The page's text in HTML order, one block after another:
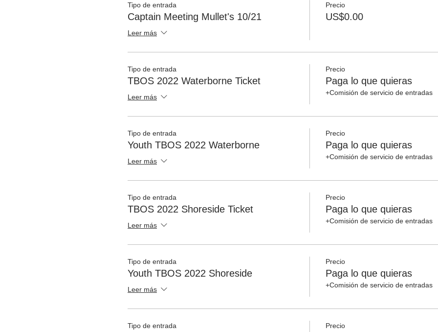
Tipo de entrada
Captain Meeting Mullet's 10/21
Leer más
Precio
US$0.00
Tipo de entrada
TBOS 2022 Waterborne Ticket
Leer más
Precio
Paga lo que quieras
+Comisión de servicio de entradas
Tipo de entrada
Youth TBOS 2022 Waterborne
Leer más
Precio
Paga lo que quieras
+Comisión de servicio de entradas
Tipo de entrada
TBOS 2022 Shoreside Ticket
Leer más
Precio
Paga lo que quieras
+Comisión de servicio de entradas
Tipo de entrada
Youth TBOS 2022 Shoreside
Leer más
Precio
Paga lo que quieras
+Comisión de servicio de entradas
Tipo de entrada Precio